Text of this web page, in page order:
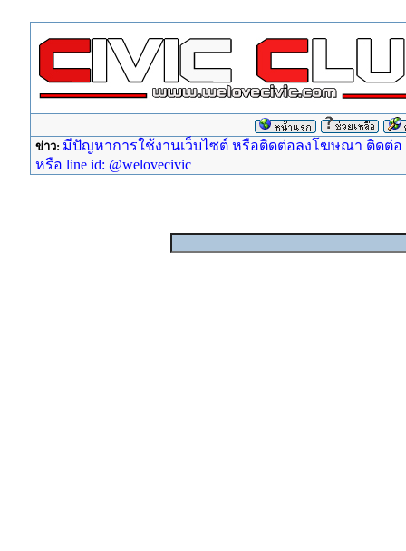
ข่าว: มีปัญหาการใช้งานเว็บไซต์ หรือติดต่อลงโฆษณา ติดต่อ
หรือ line id: @welovecivic